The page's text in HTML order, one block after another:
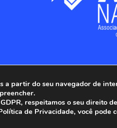
- Associação Nacional dos
Todos os
a partir do seu navegador de
respeitamos o seu direito
de Privacidade, você pode